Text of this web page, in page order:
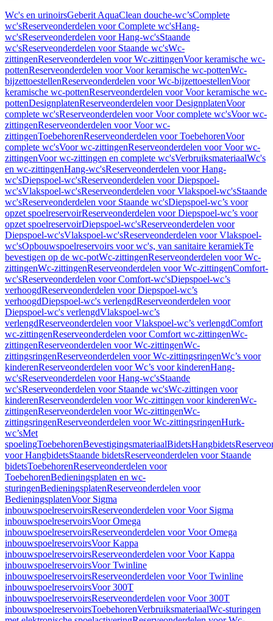
Wc's en urinoirsGeberit AquaClean douche-wc’sComplete
wc'sReserveonderdelen voor Complete wc'sHang-
wc'sReserveonderdelen voor Hang-wc'sStaande
wc'sReserveonderdelen voor Staande wc'sWc-
zittingenReserveonderdelen voor Wc-zittingenVoor keramische wc-
pottenReserveonderdelen voor Voor keramische wc-pottenWc-
bijzettoestellenReserveonderdelen voor Wc-bijzettoestellenVoor
keramische wc-pottenReserveonderdelen voor Voor keramische wc-
pottenDesignplatenReserveonderdelen voor DesignplatenVoor
complete wc'sReserveonderdelen voor Voor complete wc'sVoor wc-
zittingenReserveonderdelen voor Voor wc-
zittingenToebehorenReserveonderdelen voor ToebehorenVoor
complete wc'sVoor wc-zittingenReserveonderdelen voor Voor wc-
zittingenVoor wc-zittingen en complete wc'sVerbruiksmateriaalWc's
en wc-zittingenHang-wc'sReserveonderdelen voor Hang-
wc'sDiepspoel-wc'sReserveonderdelen voor Diepspoel-
wc'sVlakspoel-wc'sReserveonderdelen voor Vlakspoel-wc'sStaande
wc'sReserveonderdelen voor Staande wc'sDiepspoel-wc’s voor
opzet spoelreservoirReserveonderdelen voor Diepspoel-wc’s voor
opzet spoelreservoirDiepspoel-wc'sReserveonderdelen voor
Diepspoel-wc'sVlakspoel-wc'sReserveonderdelen voor Vlakspoel-
wc'sOpbouwspoelreservoirs voor wc's, van sanitaire keramiekTe
bevestigen op de wc-potWc-zittingenReserveonderdelen voor Wc-
zittingenWc-zittingenReserveonderdelen voor Wc-zittingenComfort-
wc'sReserveonderdelen voor Comfort-wc'sDiepspoel-wc’s
verhoogdReserveonderdelen voor Diepspoel-wc’s
verhoogdDiepspoel-wc's verlengdReserveonderdelen voor
Diepspoel-wc's verlengdVlakspoel-wc’s
verlengdReserveonderdelen voor Vlakspoel-wc’s verlengdComfort
wc-zittingenReserveonderdelen voor Comfort wc-zittingenWc-
zittingenReserveonderdelen voor Wc-zittingenWc-
zittingsringenReserveonderdelen voor Wc-zittingsringenWc’s voor
kinderenReserveonderdelen voor Wc’s voor kinderenHang-
wc'sReserveonderdelen voor Hang-wc'sStaande
wc'sReserveonderdelen voor Staande wc'sWc-zittingen voor
kinderenReserveonderdelen voor Wc-zittingen voor kinderenWc-
zittingenReserveonderdelen voor Wc-zittingenWc-
zittingsringenReserveonderdelen voor Wc-zittingsringenHurk-
wc’sMet
spoelingToebehorenBevestigingsmateriaalBidetsHangbidets
voor HangbidetsStaande bidetsReserveonderdelen voor Staande
bidetsToebehorenReserveonderdelen voor
ToebehorenBedieningsplaten en wc-
sturingenBedieningsplatenReserveonderdelen voor
BedieningsplatenVoor Sigma
inbouwspoelreservoirsReserveonderdelen voor Voor Sigma
inbouwspoelreservoirsVoor Omega
inbouwspoelreservoirsReserveonderdelen voor Voor Omega
inbouwspoelreservoirsVoor Kappa
inbouwspoelreservoirsReserveonderdelen voor Voor Kappa
inbouwspoelreservoirsVoor Twinline
inbouwspoelreservoirsReserveonderdelen voor Voor Twinline
inbouwspoelreservoirsVoor 300T
inbouwspoelreservoirsReserveonderdelen voor Voor 300T
inbouwspoelreservoirsToebehorenVerbruiksmateriaalWc-sturingen